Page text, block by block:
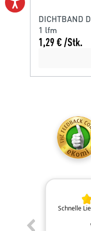
DICHTBAND
1 lfm
1,29 € /Stk.
Schnelle